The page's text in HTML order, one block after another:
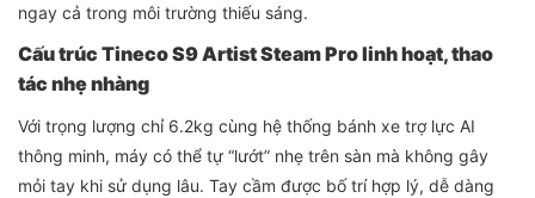
ngay cả trong môi trường thiếu sáng.
Cấu trúc Tineco S9 Artist Steam Pro linh hoạt, thao
tác nhẹ nhàng
Với trọng lượng chỉ 6.2kg cùng hệ thống bánh xe trợ lực AI
thông minh, máy có thể tự “lướt” nhẹ trên sàn mà không gây
mỏi tay khi sử dụng lâu. Tay cầm được bố trí hợp lý, dễ dàng